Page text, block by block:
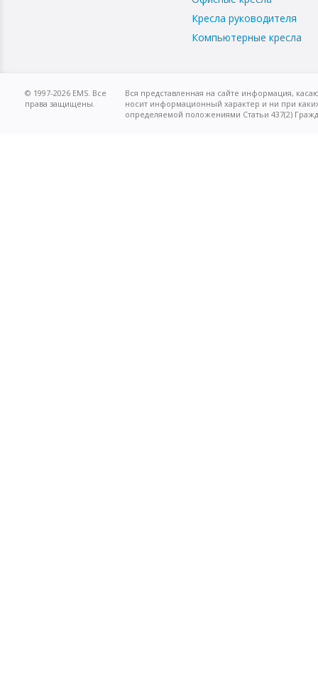
Кресла руководителя
Компьютерные кресла
© 1997-2026 EMS. Все
права защищены.
Вся представленная на сайте информация,
носит информационный характер и ни при
определяемой положениями Статьи 437(2)